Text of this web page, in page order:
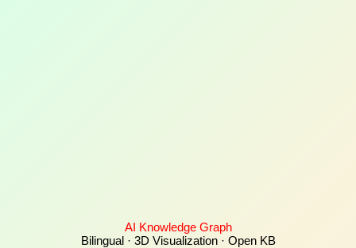
AI Knowledge Graph
Bilingual · 3D Visualization · Open KB